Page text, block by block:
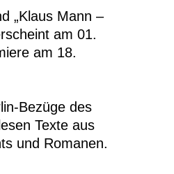
„Klaus Mann –
am 01.
am 18.
Bezüge des
Texte aus
und Romanen.